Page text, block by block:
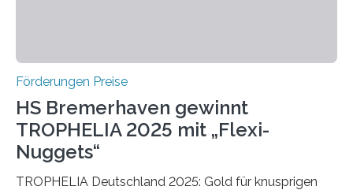
Förderungen Preise
HS Bremerhaven gewinnt
TROPHELIA 2025 mit „Flexi-
Nuggets“
TROPHELIA Deutschland 2025: Gold für knusprigen